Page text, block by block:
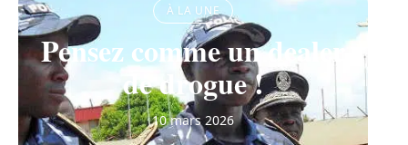
À LA UNE
Pensez comme un dealer
de drogue !
10 mars 2026